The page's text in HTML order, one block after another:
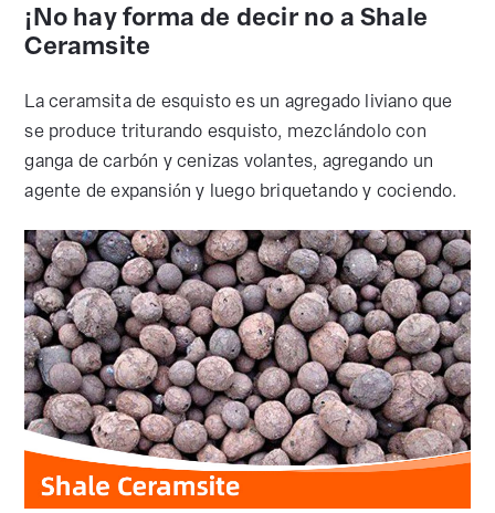
¡No hay forma de decir no a Shale
Ceramsite
La ceramsita de esquisto es un agregado liviano que
se produce triturando esquisto, mezclándolo con
ganga de carbón y cenizas volantes, agregando un
agente de expansión y luego briquetando y cociendo.